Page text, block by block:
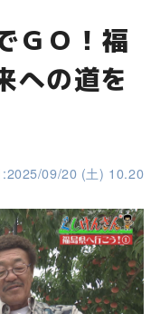
Ｏ！福
への道を
:2025/09/20 (土) 10.20